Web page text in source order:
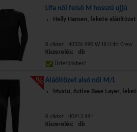
Lifa női felső M hosszú ujjú
Helly Hansen, fekete aláöltözet
B.cikksz.: 48326 990 W HH Lifa Crew
Kiszerelés: db
Üzletünkben!
Aláöltözet alsó női M/L
Musto, Active Base Layer,
B.cikksz.: 80913 991
Kiszerelés: db